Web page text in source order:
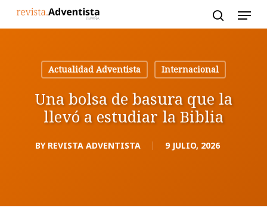
Actualidad Adventista
Internacional
Una bolsa de basura que la
llevó a estudiar la Biblia
BY REVISTA ADVENTISTA 9 JULIO, 2026